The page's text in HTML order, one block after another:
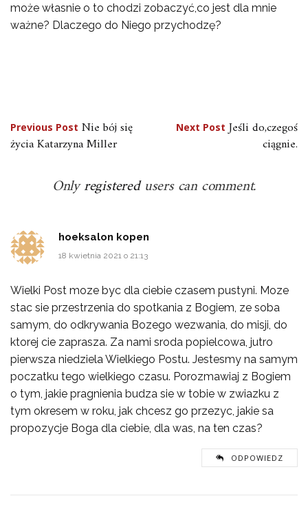
może własnie o to chodzi zobaczyć,co jest dla mnie
ważne? Dlaczego do Niego przychodzę?
Nawigacja
wpisu
Previous Post Nie bój się
życia Katarzyna Miller
Next Post Jeśli do,czegoś
ciągnie.
Onlyregisteredusers can comment.
hoeksalon kopen
18 kwietnia 2021 o 21:13
Wielki Post moze byc dla ciebie czasem pustyni. Moze
stac sie przestrzenia do spotkania z Bogiem, ze soba
samym, do odkrywania Bozego wezwania, do misji, do
ktorej cie zaprasza. Za nami sroda popielcowa, jutro
pierwsza niedziela Wielkiego Postu. Jestesmy na samym
poczatku tego wielkiego czasu. Porozmawiaj z Bogiem
o tym, jakie pragnienia budza sie w tobie w zwiazku z
tym okresem w roku, jak chcesz go przezyc, jakie sa
propozycje Boga dla ciebie, dla was, na ten czas?
ODPOWIEDZ